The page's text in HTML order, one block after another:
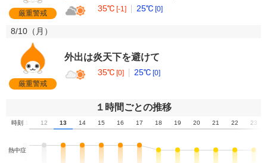
厳重警戒
35℃ [-1] 25℃ [0]
8/10（ 月 ）
厳重警戒
外出は炎天下を避けて
35℃ [0] 25℃ [0]
１時間ごとの推移
時刻11 12 13 14 15 16 17 18 19 20 21 22 23
熱中症